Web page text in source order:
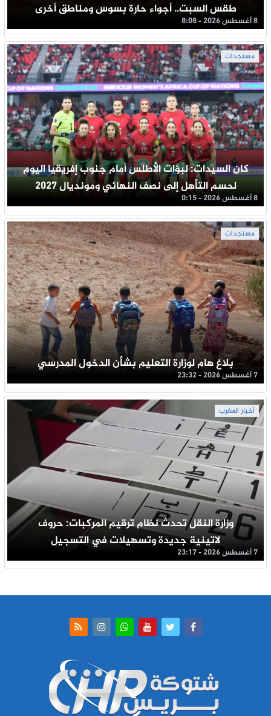
طقس السبت.. أجواء حارة بسوس ومناطق أخرى
8 أغسطس 2026 - 8:08
مستجدات
كان السيدات: لبؤات الأطلس أمام جنوب إفريقيا اليوم
لحسم التأهل إلى نصف النهائي ومونديال 2027
8 أغسطس 2026 - 0:15
مستجدات
بلاغ هام لوزارة التعليم بشأن الدخول المدرسي
7 أغسطس 2026 - 23:32
أخبار المغرب
وزارة النقل تحدث نظام ترقيم المركبات: حروف
لاتينية جديدة وتسهيلات في التسجيل
7 أغسطس 2026 - 23:17